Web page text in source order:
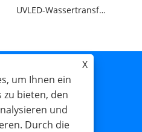
UVLED-Wassertransfer-Siebdruck-Edelstahltinte
X
um Ihnen ein
zu bieten, den
und
Durch die